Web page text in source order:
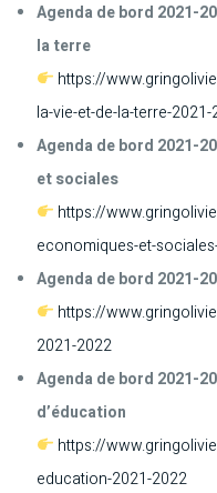
Agenda de bord 2021-
la terre
https://
la-vie-et-de-la-terre-
Agenda de bord 2021-
et sociales
https://
economiques-et-
Agenda de bord 2021-
https://
2021-2022
Agenda de bord 2021-
d’éducation
https://
education-2021-2022